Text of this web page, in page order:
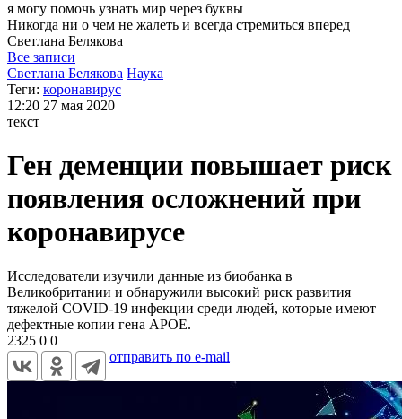
я могу помочь узнать мир через буквы
Никогда ни о чем не жалеть и всегда стремиться вперед
Светлана Белякова
Все записи
Светлана Белякова Наука
Теги: коронавирус
12:20 27 мая 2020
текст
Ген деменции повышает риск
появления осложнений при
коронавирусе
Исследователи изучили данные из биобанка в
Великобритании и обнаружили высокий риск развития
тяжелой COVID-19 инфекции среди людей, которые имеют
дефектные копии гена APOE.
2325 0 0
отправить по e-mail